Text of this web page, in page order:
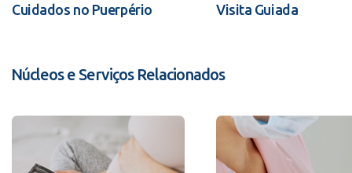
Cuidados no Puerpério Visita Guiada
Núcleos e Serviços Relacionados